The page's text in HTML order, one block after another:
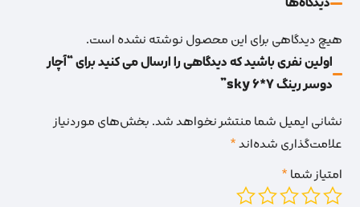
هیچ دیدگاهی برای این محصول نوشته نشده است.
اولین نفری باشید که دیدگاهی را ارسال می کنید برای “آچار
دوسر رینگ 7*6 sky”
نشانی ایمیل شما منتشر نخواهد شد.بخش‌های موردنیاز
علامت‌گذاری شده‌اند*
امتیاز شما*